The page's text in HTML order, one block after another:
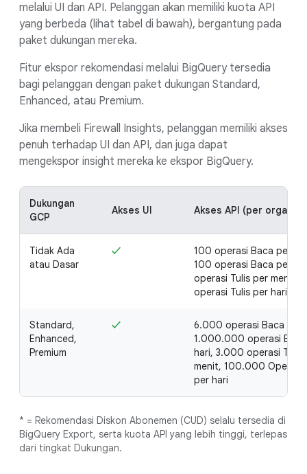
melalui UI dan API. Pelanggan akan memiliki kuota API
yang berbeda (lihat tabel di bawah), bergantung pada
paket dukungan mereka.
Fitur ekspor rekomendasi melalui BigQuery tersedia
bagi pelanggan dengan paket dukungan Standard,
Enhanced, atau Premium.
Jika membeli Firewall Insights, pelanggan memiliki akses
penuh terhadap UI dan API, dan juga dapat
mengekspor insight mereka ke ekspor BigQuery.
Dukungan
GCP
Akses UI Akses API (per
Tidak Ada
atau Dasar
✓
100 operasi Baca per
100 operasi Baca per
operasi Tulis per menit,
operasi Tulis per hari*
Standard,
Enhanced,
Premium
✓
6.000 operasi Baca per
1.000.000 operasi
hari, 3.000 operasi Tulis
menit, 100.000 Operasi
per hari
* = Rekomendasi Diskon Abonemen (CUD) selalu tersedia di
BigQuery Export, serta kuota API yang lebih tinggi, terlepas
dari tingkat Dukungan.